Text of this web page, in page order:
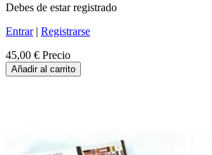
Debes de estar registrado
Entrar| Registrarse
45,00 € Precio
Añadir al carrito